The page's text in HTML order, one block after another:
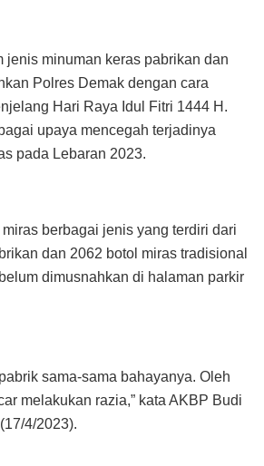
jenis minuman keras pabrikan dan
Polres Demak dengan cara
Hari Raya Idul Fitri 1444 H.
upaya mencegah terjadinya
pada Lebaran 2023.
berbagai jenis yang terdiri dari
dan 2062 botol miras tradisional
dimusnahkan di halaman parkir
sama-sama bahayanya. Oleh
melakukan razia,” kata AKBP Budi
4/2023).